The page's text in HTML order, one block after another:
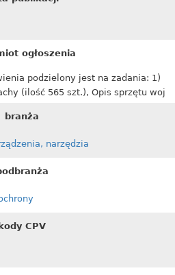
ogłoszenia
podzielony jest na zadania: 1)
(ilość 565 szt.), Opis sprzętu woj
branża
narzędzia
kody CPV